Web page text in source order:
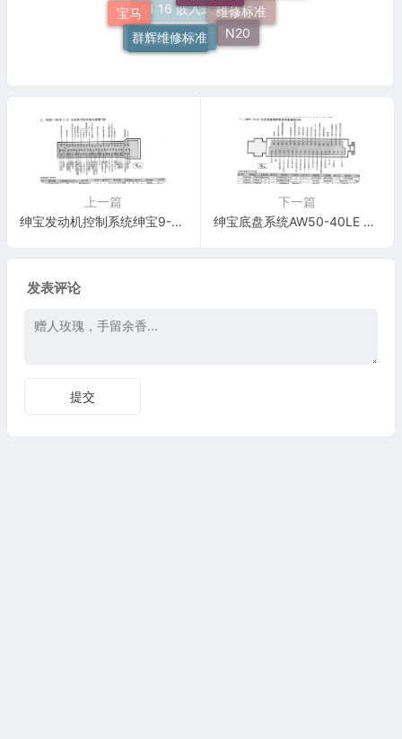
电脑板端子
51 16 嵌入式烟灰缸托架
维修标准
N20
群辉维修标准
宝马
上一篇
绅宝发动机控制系统绅宝9-3车系 2.0T 发动机控制系统电脑板70针端子
下一篇
绅宝底盘系统AW50-40LE 自动变速器控制系统电脑板35针端子
发表评论